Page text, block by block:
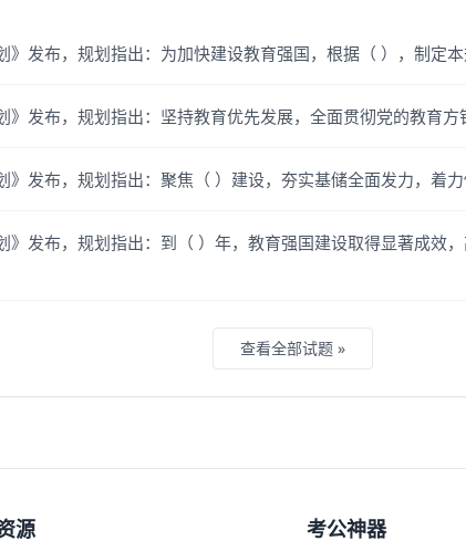
发布，规划指出：为加快建设教育强国，根据（ ），制定本
发布，规划指出：坚持教育优先发展，全面贯彻党的教育方
发布，规划指出：聚焦（ ）建设，夯实基储全面发力，着
发布，规划指出：到（ ）年，教育强国建设取得显著成效，
查看全部试题 »
源 考公神器